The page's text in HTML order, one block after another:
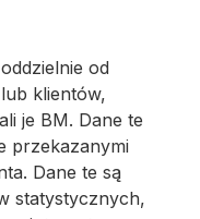
od
klientów,
je BM. Dane te
przekazanymi
Dane te są
statystycznych,